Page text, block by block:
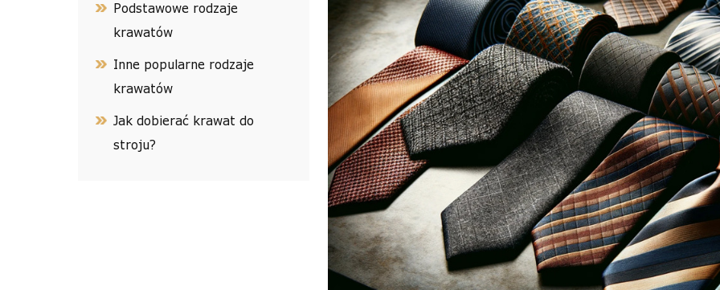
Podstawowe rodzaje
krawatów
Inne popularne rodzaje
krawatów
Jak dobierać krawat do
stroju?